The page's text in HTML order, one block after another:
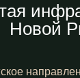
Новой